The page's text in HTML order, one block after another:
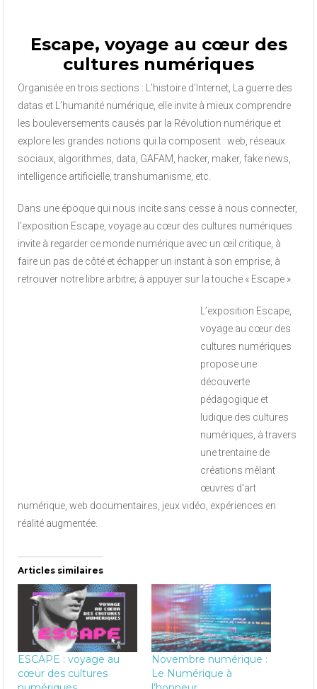
Escape, voyage au cœur des
cultures numériques
Organisée en trois sections : L’histoire d’Internet, La guerre des
datas et L’humanité numérique, elle invite à mieux comprendre
les bouleversements causés par la Révolution numérique et
explore les grandes notions qui la composent : web, réseaux
sociaux, algorithmes, data, GAFAM, hacker, maker, fake news,
intelligence artificielle, transhumanisme, etc.
Dans une époque qui nous incite sans cesse à nous connecter,
l’exposition Escape, voyage au cœur des cultures numériques
invite à regarder ce monde numérique avec un œil critique, à
faire un pas de côté et échapper un instant à son emprise, à
retrouver notre libre arbitre; à appuyer sur la touche « Escape ».
L’exposition Escape,
voyage au cœur des
cultures numériques
propose une
découverte
pédagogique et
ludique des cultures
numériques, à travers
une trentaine de
créations mêlant
œuvres d’art
numérique, web documentaires, jeux vidéo, expériences en
réalité augmentée.
Articles similaires
ESCAPE : voyage au
cœur des cultures
Novembre numérique :
Le Numérique à